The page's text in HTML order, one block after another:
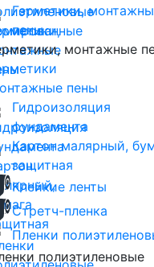
Герметики,
пены
монтажные
пены
Гидроизоляция
фундамента
Картон малярный,
защитная
Клейкие ленты
Стретч-пленка
Пленки
полиэтиленовые